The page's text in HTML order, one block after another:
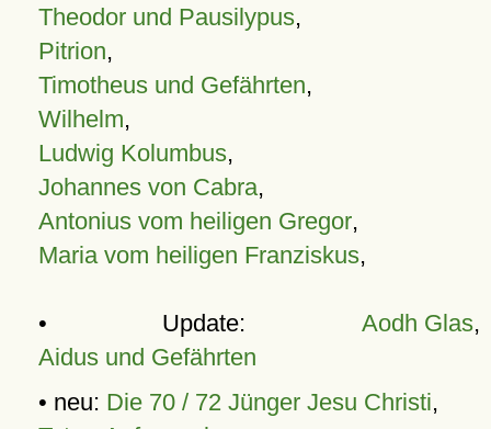
Theodor und Pausilypus,
Pitrion,
Timotheus und Gefährten,
Wilhelm,
Ludwig Kolumbus,
Johannes von Cabra,
Antonius vom heiligen Gregor,
Maria vom heiligen Franziskus,
• Update: Aodh Glas,
Aidus und Gefährten
• neu: Die 70 / 72 Jünger Jesu Christi,